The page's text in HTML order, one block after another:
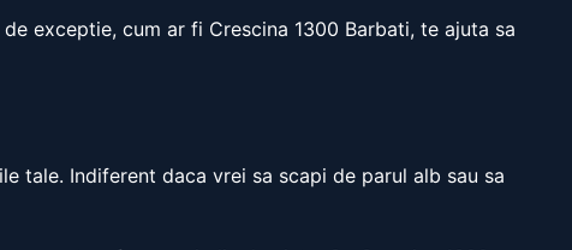
exceptie, cum ar fi Crescina 1300 Barbati, te ajuta sa
tale. Indiferent daca vrei sa scapi de parul alb sau sa